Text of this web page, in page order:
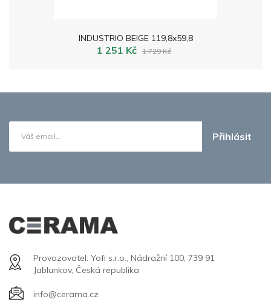
INDUSTRIO BEIGE 119,8x59,8
1 251 Kč 1 729 Kč
Přihlásit
Provozovatel: Yofi s.r.o., Nádražní 100, 739 91
Jablunkov, Česká republika
info@cerama.cz